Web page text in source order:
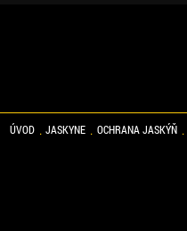
ÚVOD JASKYNE OCHRANA JASKÝŇ